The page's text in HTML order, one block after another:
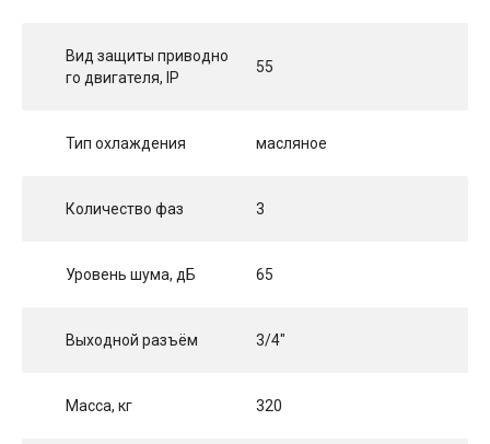
Вид защиты приводно
го двигателя, IP
55
Тип охлаждения масляное
Количество фаз 3
Уровень шума, дБ 65
Выходной разъём 3/4"
Масса, кг 320